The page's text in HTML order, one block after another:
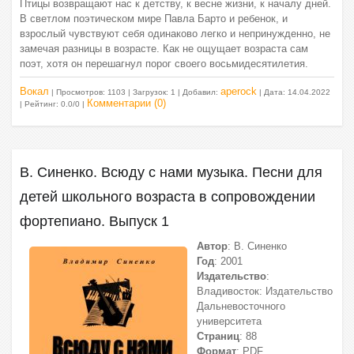
Птицы возвращают нас к детству, к весне жизни, к началу дней.
В светлом поэтическом мире Павла Барто и ребенок, и
взрослый чувствуют себя одинаково легко и непринужденно, не
замечая разницы в возрасте. Как не ощущает возраста сам
поэт, хотя он перешагнул порог своего восьмидесятилетия.
Вокал | Просмотров: 1103 | Загрузок: 1 | Добавил: aperock | Дата: 14.04.2022
| Рейтинг: 0.0/0 | Комментарии (0)
В. Синенко. Всюду с нами музыка. Песни для
детей школьного возраста в сопровождении
фортепиано. Выпуск 1
Автор: В. Синенко
Год: 2001
Издательство:
Владивосток: Издательство
Дальневосточного
университета
Страниц: 88
Формат: PDF